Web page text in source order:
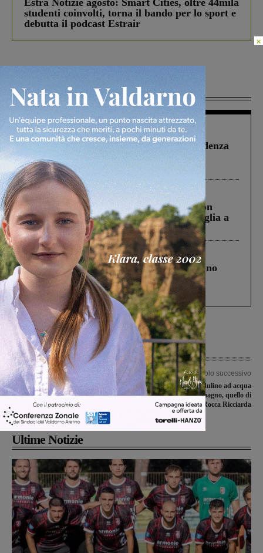
studenti coinvolti, torna il bando per lo sport e
debutta il podcast Estrair
Più lette
Figline Incisa Valdarno 1 Agosto 2026
Piscina di Figline finanziata oltre la scadenza
Pnrr, il gruppo di Fratelli d’Italia: “Un
ringraziamento al Governo”
Cronaca 3 Agosto 2026
Scomparso da una struttura di Castiglion
Fiorentino l’uomo che aveva ucciso la figlia a
Levane nel 2020
Cronaca 4 Agosto 2026
Un anno fa la strage in A1 in cui morirono
Gianni, Giulia e Franco. Lo schianto, il
processo, lo stop ai sorpassi fra tir....
Articolo precedente
Il Montevarchi obbligato alla prova
perfetta nella gara casalinga con la
capolista Reggiana
Articolo successivo
Storia e peripezie del Mulino ad acqua
più alto del Pratomagno, quello di
Rocca Ricciarda
Ultime Notizie
×